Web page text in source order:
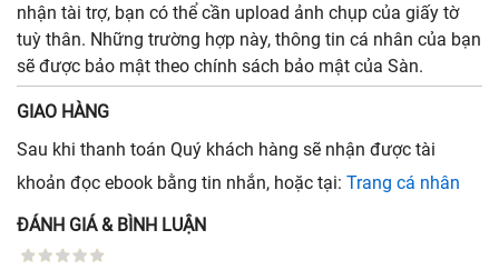
nhận tài trợ, bạn có thể cần upload ảnh chụp của giấy tờ
tuỳ thân. Những trường hợp này, thông tin cá nhân của bạn
sẽ được bảo mật theo chính sách bảo mật của Sàn.
GIAO HÀNG
Sau khi thanh toán Quý khách hàng sẽ nhận được tài
khoản đọc ebook bằng tin nhắn, hoặc tại: Trang cá nhân
ĐÁNH GIÁ & BÌNH LUẬN